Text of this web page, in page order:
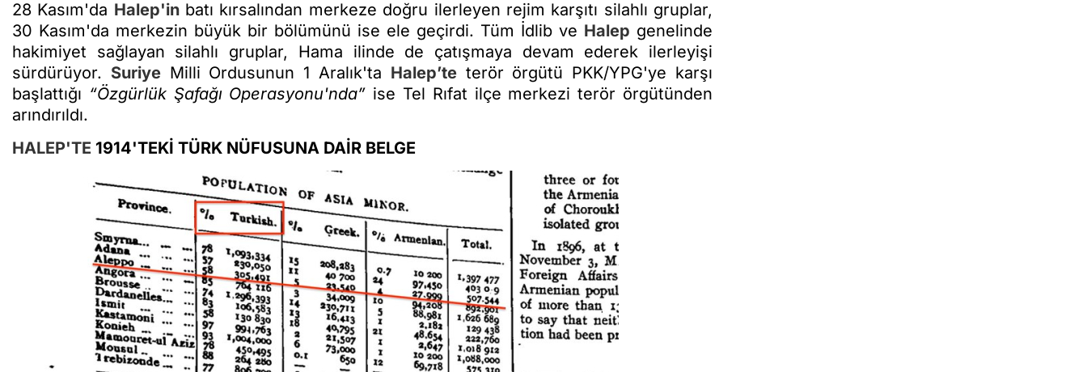
28 Kasım'da Halep'inbatı kırsalından merkeze doğru ilerleyen rejim karşıtı silahlı gruplar,
30 Kasım'da merkezin büyük bir bölümünü ise ele geçirdi. Tüm İdlib ve Halep genelinde
hakimiyet sağlayan silahlı gruplar, Hama ilinde de çatışmaya devam ederek ilerleyişi
sürdürüyor. SuriyeMilli Ordusunun 1 Aralık'ta Halep’teterör örgütü PKK/YPG'ye karşı
başlattığı “Özgürlük Şafağı Operasyonu'nda” ise Tel Rıfat ilçe merkezi terör örgütünden
arındırıldı.
HALEP'TE 1914'TEKİ TÜRK NÜFUSUNA DAİR BELGE